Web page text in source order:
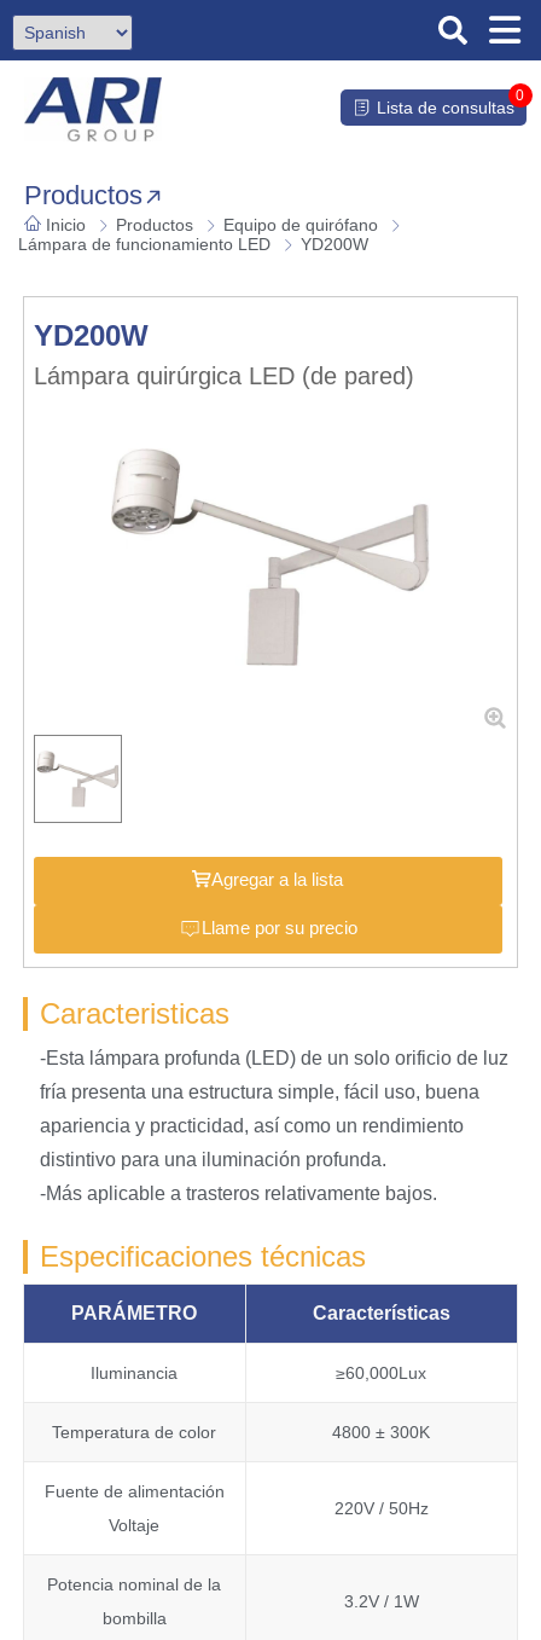
Lista de consultas
0
Productos
Inicio Productos
Equipo de quirófano
Lámpara de funcionamiento LED
YD200W
YD200W
Lámpara quirúrgica LED (de pared)
Agregar a la lista
Llame por su precio
Caracteristicas
-Esta lámpara profunda (LED) de un solo orificio de luz
fría presenta una estructura simple, fácil uso, buena
apariencia y practicidad, así como un rendimiento
distintivo para una iluminación profunda.
-Más aplicable a trasteros relativamente bajos.
Especificaciones técnicas
PARÁMETRO Características
Iluminancia ≥60,000Lux
Temperatura de color 4800 ± 300K
Fuente de alimentación
Voltaje
220V / 50Hz
Potencia nominal de la
bombilla
3.2V / 1W